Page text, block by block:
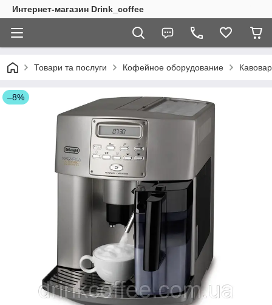
Интернет-магазин Drink_coffee
Товари та послуги Кофейное оборудование
–8%